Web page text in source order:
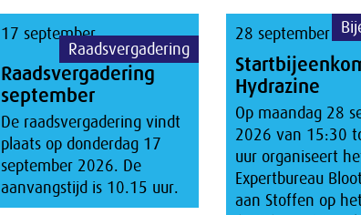
17 september
Raadsvergadering
Raadsvergadering
september
De raadsvergadering vindt
plaats op donderdag 17
september 2026. De
aanvangstijd is 10.15 uur.
28 september
Hydrazine
Op maandag 28
2026 van 15:30
uur organiseert
Expertbureau
aan Stoffen op